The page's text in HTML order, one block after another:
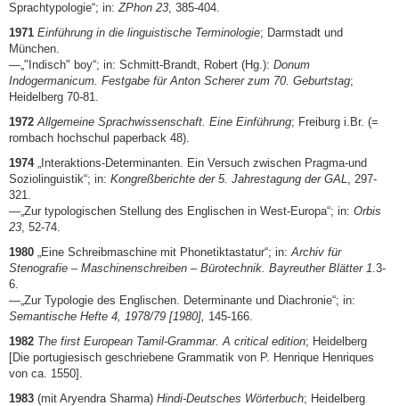
Sprachtypologie“; in:ZPhon 23, 385-404.
1971 Einführung in die linguistische Terminologie; Darmstadt und
München.
—„"Indisch" boy“; in: Schmitt-Brandt, Robert (Hg.): Donum
Indogermanicum. Festgabe für Anton Scherer zum 70. Geburtstag;
Heidelberg 70-81.
1972 Allgemeine Sprachwissenschaft. Eine Einführung; Freiburg i.Br. (=
rombach hochschul paperback 48).
1974„Interaktions-Determinanten. Ein Versuch zwischen Pragma-und
Soziolinguistik“; in: Kongreßberichte der 5. Jahrestagung der GAL, 297-
321.
—„Zur typologischen Stellung des Englischen in West-Europa“; in: Orbis
23, 52-74.
1980 „Eine Schreibmaschine mit Phonetiktastatur“; in:Archiv für
Stenografie – Maschinenschreiben – Bürotechnik. Bayreuther Blätter 1.3-
6.
—„Zur Typologie des Englischen. Determinante und Diachronie“; in:
Semantische Hefte 4, 1978/79 [1980], 145-166.
1982 The first European Tamil-Grammar. A critical edition; Heidelberg
[Die portugiesisch geschriebene Grammatik von P. Henrique Henriques
von ca. 1550].
1983 (mit Aryendra Sharma) Hindi-Deutsches Wörterbuch; Heidelberg